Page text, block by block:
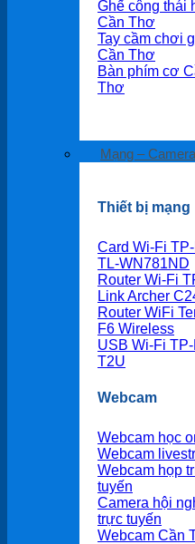
Ghế công thái
Cần Thơ
Tay cầm chơi
Cần Thơ
Bàn phím cơ
Thơ
Mạng – Camera
Thiết bị mạng
Card Wi-Fi
TL-WN781ND
Router Wi-Fi
Link Archer
Router WiFi
F6 Wireless
USB Wi-Fi
T2U
Webcam
Webcam học
Webcam
Webcam họp
tuyến
Camera hội
trực tuyến
Webcam Cần